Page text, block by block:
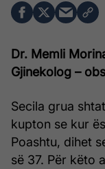
Dr. Memli
Gjinekolog –
Secila grua
kupton se kur
Poashtu, dihet
së 37. Për këto